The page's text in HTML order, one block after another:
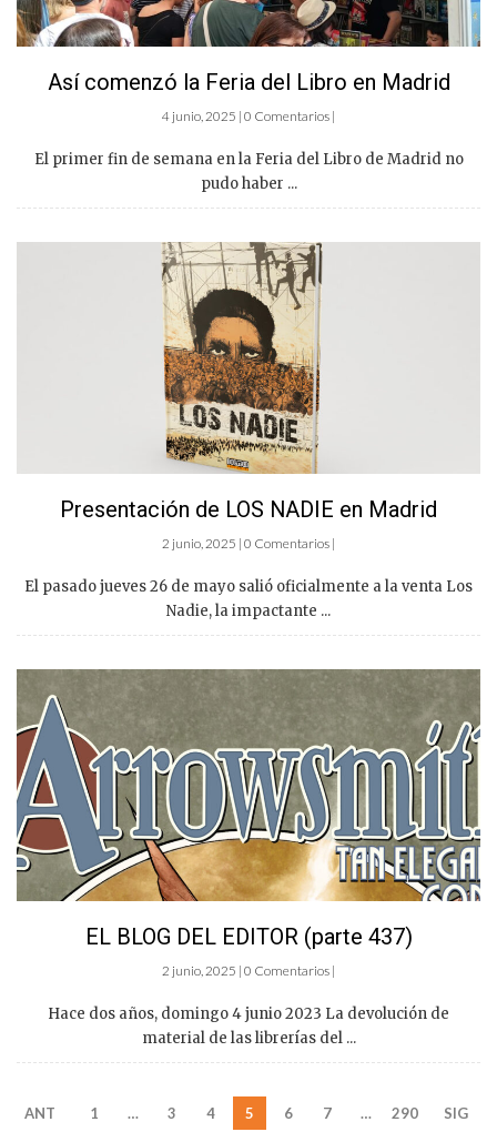
Así comenzó la Feria del Libro en Madrid
4 junio, 2025 | 0 Comentarios |
El primer fin de semana en la Feria del Libro de Madrid no
pudo haber ...
Presentación de LOS NADIE en Madrid
2 junio, 2025 | 0 Comentarios |
El pasado jueves 26 de mayo salió oficialmente a la venta Los
Nadie, la impactante ...
EL BLOG DEL EDITOR (parte 437)
2 junio, 2025 | 0 Comentarios |
Hace dos años, domingo 4 junio 2023 La devolución de
material de las librerías del ...
ANT 1 … 3 4 5 6 7 … 290 SIG